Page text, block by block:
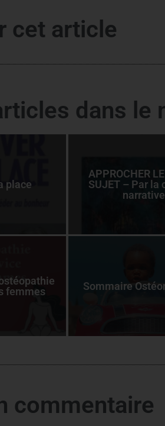
cet article
dans le
place
APPROCHER
SUJET – Par la
narrative
femmes
Sommaire
commentaire